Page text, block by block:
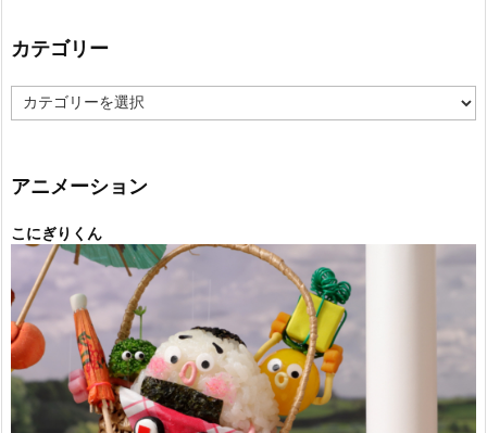
カテゴリー
テ
ー
アニメーション
こにぎりくん